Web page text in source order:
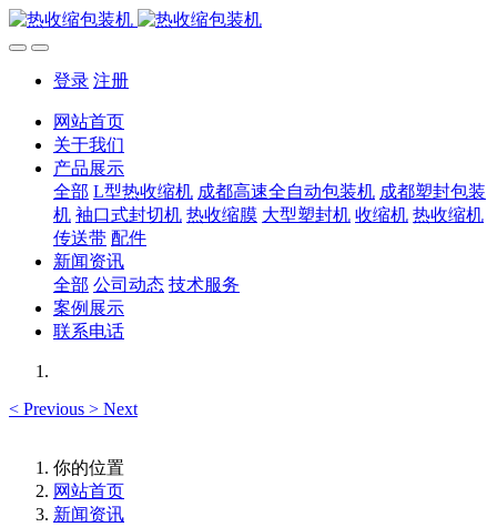
登录 注册
网站首页
关于我们
产品展示
全部 L型热收缩机 成都高速全自动包装机 成都塑封包装
机 袖口式封切机 热收缩膜 大型塑封机 收缩机 热收缩机
传送带 配件
新闻资讯
全部 公司动态 技术服务
案例展示
联系电话
< Previous > Next
你的位置
网站首页
新闻资讯